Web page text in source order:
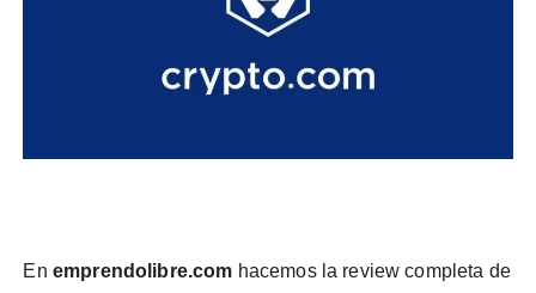
En emprendolibre.com hacemos la review completa de